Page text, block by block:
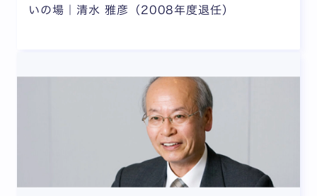
いの場｜清水 雅彦（2008年度退任）